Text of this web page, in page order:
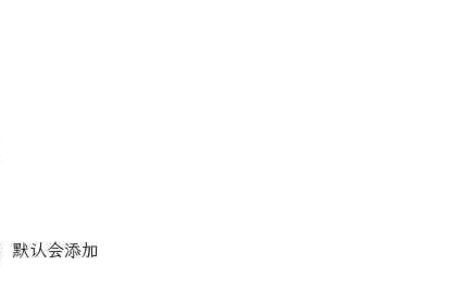
默认会添加